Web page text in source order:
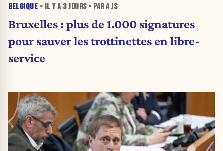
BELGIQUE • IL Y A 3 JOURS• PAR A JS
Bruxelles : plus de 1.000 signatures
pour sauver les trottinettes en libre-
service